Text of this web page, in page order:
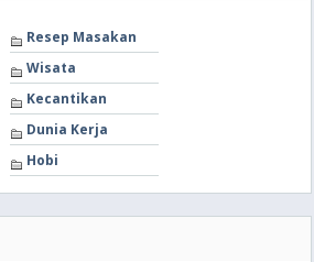
Resep Masakan
Wisata
Kecantikan
Dunia Kerja
Hobi